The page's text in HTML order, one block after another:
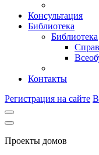
Консультация
Библиотека
Библиотека
Контакты
Регистрация на сайте
Проекты домов